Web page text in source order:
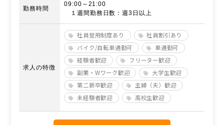
勤務時間
09:00～21:00
１週間勤務日数：週3日以上
求人の特徴
社員登用制度あり
社員割引あり
バイク/自転車通勤可
車通勤可
経験者歓迎
フリーター歓迎
副業・Wワーク歓迎
大学生歓迎
第二新卒歓迎
主婦（夫）歓迎
未経験者歓迎
高校生歓迎